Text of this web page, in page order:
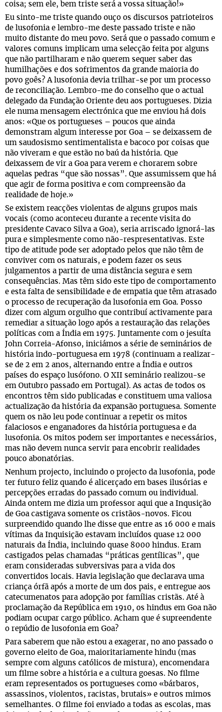
coisa; sem ele, bem triste será a vossa situação!»
Eu sinto-me triste quando ouço os discursos patrioteiros
de lusofonia e lembro-me deste passado triste e não
muito distante do meu povo. Será que o passado comum e
valores comuns implicam uma selecção feita por alguns
que não partilharam e não querem sequer saber das
humilhações e dos sofrimentos da grande maioria do
povo goês? A lusofonia devia trilhar-se por um processo
de reconciliação. Lembro-me do conselho que o actual
delegado da Fundação Oriente deu aos portugueses. Dizia
ele numa mensagem electrónica que me enviou há dois
anos: «Que os portugueses – poucos que ainda
demonstram algum interesse por Goa – se deixassem de
um saudosismo sentimentalista e bacoco por coisas que
não viveram e que estão no baú da história. Que
deixassem de vir a Goa para verem e chorarem sobre
aquelas pedras “que são nossas”. Que assumissem que há
que agir de forma positiva e com compreensão da
realidade de hoje.»
Se existem reacções violentas de alguns grupos mais
vocais (como aconteceu durante a recente visita do
presidente Cavaco Silva a Goa), seria arriscado ignorá-las
pura e simplesmente como não-respresentativas. Este
tipo de atitude pode ser adoptado pelos que não têm de
conviver com os naturais, e podem fazer os seus
julgamentos a partir de uma distância segura e sem
consequências. Mas têm sido este tipo de comportamento
e esta falta de sensibilidade e de empatia que têm atrasado
o processo de recuperação da lusofonia em Goa. Posso
dizer com algum orgulho que contribuí activamente para
remediar a situação logo após a restauração das relações
políticas com a Índia em 1975. Juntamente com o jesuíta
John Correia-Afonso, iniciámos a série de seminários de
história indo-portuguesa em 1978 (continuam a realizar-
se de 2 em 2 anos, alternando entre a Índia e outros
países do espaço lusófono. O XII seminário realizou-se
em Outubro passado em Portugal). As actas de todos os
encontros têm sido publicadas e constituem uma valiosa
actualização da história da expansão portuguesa. Somente
quem os não leu pode continuar a repetir os mitos
falaciosos e enganadores da história portuguesa e da
lusofonia. Os mitos podem ser importantes e necessários,
mas não devem nunca servir para encobrir realidades
pouco abonatórias.
Nenhum projecto, incluindo o projecto da lusofonia, pode
ter futuro feliz quando é alicerçado em bases ilusórias e
percepções erradas do passado comum ou individual.
Ainda ontem me dizia um professor aqui que a Inqusição
de Goa castigava somente os cristãos-novos. Ficou
surpreendido quando lhe disse que entre as 16 000 e mais
vítimas da Inquisição estavam incluídos quase 12 000
naturais da Índia, incluindo quase 8000 hindus. Eram
castigados pelas chamadas “práticas gentílicas”, que
eram consideradas subversivas para a vida dos
convertidos locais. Havia legislação que declarava uma
criança órfã após a morte de um dos pais, e entregue aos
catecumenatos para adopção por famílias cristãs. Até à
proclamação da República em 1910, os hindus em Goa não
podiam ocupar cargo público. Acham que é supreendente
o repúdio de lusofonia em Goa?
Para saberem que não estou a exagerar, no ano passado o
governo eleito de Goa, maioritariamente hindu (mas
sempre com alguns católicos de mistura), encomendara
um filme sobre a história e a cultura goesas. No filme
eram representados os portugueses como «bárbaros,
assassinos, violentos, racistas, brutais» e outros mimos
semelhantes. O filme foi enviado a todas as escolas, mas